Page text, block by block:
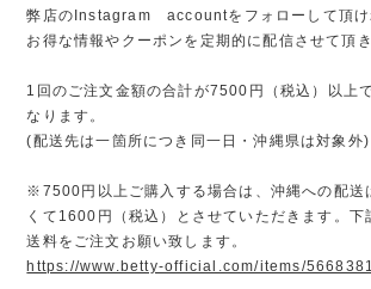
弊店のInstagram accountをフォローして頂け
お得な情報やクーポンを定期的に配信させて頂き
1回のご注文金額の合計が7500円（税込）以上
なります。
(配送先は一箇所につき同一日・沖縄県は対象外)
※7500円以上ご購入する場合は、沖縄への配送
くて1600円（税込）とさせていただきます。下
送料をご注文お願い致します。
https://www.betty-official.com/items/